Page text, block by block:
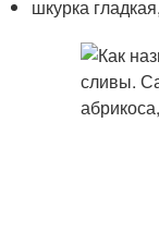
шкурка